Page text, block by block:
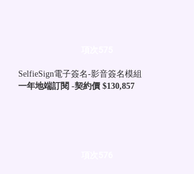
SelfieSign電子簽名-影音簽名模組
一年地端訂閱 -契約價 $130,857